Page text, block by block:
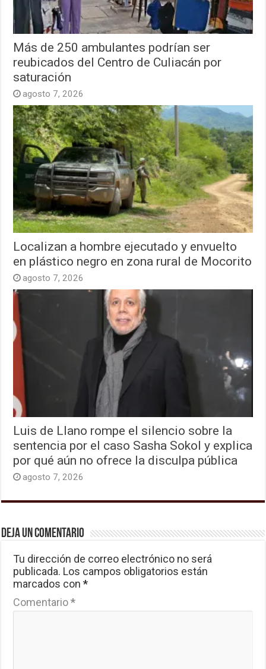
Más de 250 ambulantes podrían ser
reubicados del Centro de Culiacán por
saturación
agosto 7, 2026
Localizan a hombre ejecutado y envuelto
en plástico negro en zona rural de Mocorito
agosto 7, 2026
Luis de Llano rompe el silencio sobre la
sentencia por el caso Sasha Sokol y explica
por qué aún no ofrece la disculpa pública
agosto 7, 2026
Deja un comentario
Tu dirección de correo electrónico no será
publicada. Los campos obligatorios están
marcados con*
Comentario*